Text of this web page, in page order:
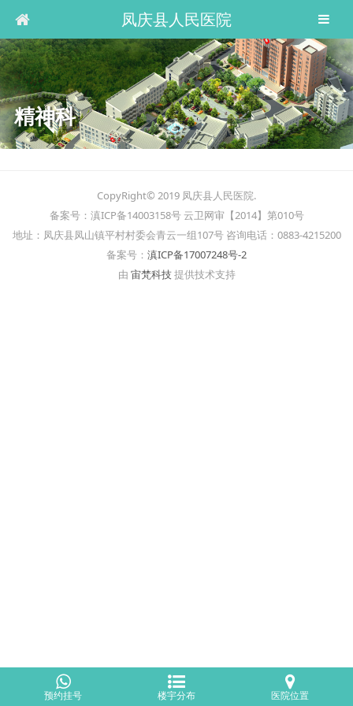
凤庆县人民医院
精神科
CopyRight© 2019 凤庆县人民医院.
备案号：滇ICP备14003158号 云卫网审【2014】第010号
地址：凤庆县凤山镇平村村委会青云一组107号 咨询电话：0883-4215200
备案号： 滇ICP备17007248号-2
由 宙梵科技提供技术支持
预约挂号 楼宇分布 医院位置